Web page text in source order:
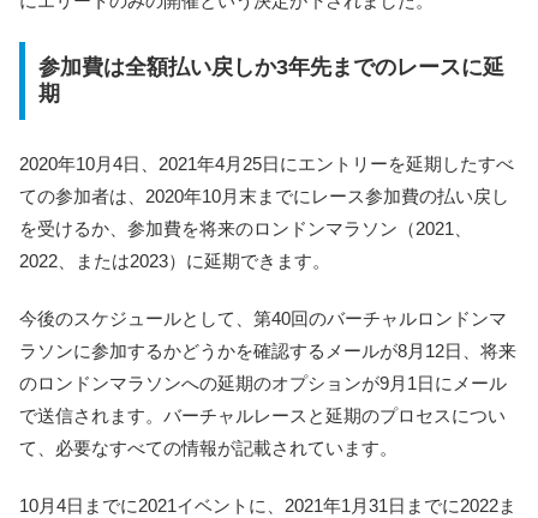
参加費は全額払い戻しか3年先までのレースに延
期
2020年10月4日、2021年4月25日にエントリーを延期したすべ
ての参加者は、2020年10月末までにレース参加費の払い戻し
を受けるか、参加費を将来のロンドンマラソン（2021、
2022、または2023）に延期できます。
今後のスケジュールとして、第40回のバーチャルロンドンマ
ラソンに参加するかどうかを確認するメールが8月12日、将来
のロンドンマラソンへの延期のオプションが9月1日にメール
で送信されます。バーチャルレースと延期のプロセスについ
て、必要なすべての情報が記載されています。
10月4日までに2021イベントに、2021年1月31日までに2022ま